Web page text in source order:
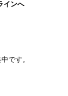
インへ
です。